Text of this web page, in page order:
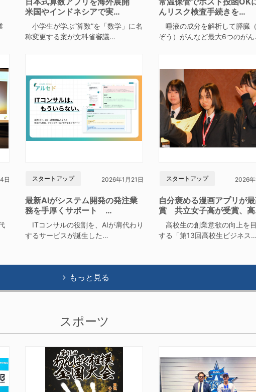
米国やインドネシアで実…
小学生が学ぶ“算数”を「数学」に名
称変更する案が文科省審議…
んリスク検査手続きを…
唾液の成分を解析して膵臓
ぞう）がんなど最大6つのが
日 スタートアップ 2026年1月21日
最新AIがシステム開発の発注業
務を手厚くサポート …
ITコンサルの役割を、AIが肩代わり
するサービスが誕生した…
スタートアップ 2026
自分褒める漫画アプリが
賞 共立女子高が受賞、
高校生の創業意欲の向上を
する「第13回高校生ビジネス…
もっと見る
スポーツ